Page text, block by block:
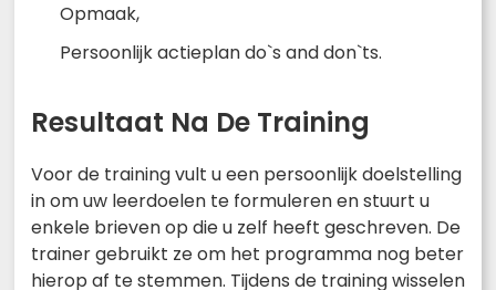
Opmaak,
Persoonlijk actieplan do`s and don`ts.
Resultaat Na De Training
Voor de training vult u een persoonlijk doelstelling
in om uw leerdoelen te formuleren en stuurt u
enkele brieven op die u zelf heeft geschreven. De
trainer gebruikt ze om het programma nog beter
hierop af te stemmen. Tijdens de training wisselen